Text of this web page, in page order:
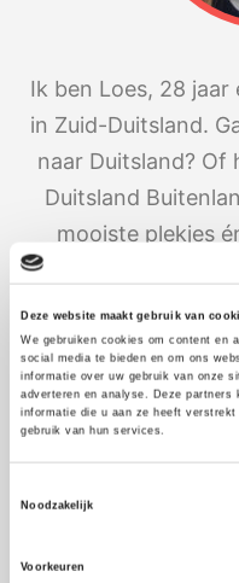
Deze website maakt gebruik van
We gebruiken cookies om content en
social media te bieden en om ons
informatie over uw gebruik van onze
adverteren en analyse. Deze partners
informatie die u aan ze heeft
gebruik van hun services.
Noodzakelijk
Voorkeuren
Ik ben Loes, 28
in Zuid-Duitsland.
naar Duitsland? Of
Duitsland
mooiste plekjes